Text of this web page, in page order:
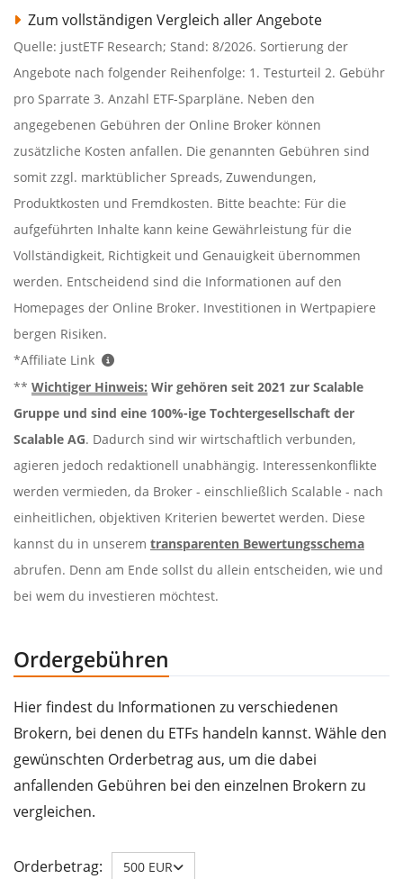
Zum vollständigen Vergleich aller Angebote
Quelle: justETF Research; Stand: 8/2026. Sortierung der
Angebote nach folgender Reihenfolge: 1. Testurteil 2. Gebühr
pro Sparrate 3. Anzahl ETF-Sparpläne. Neben den
angegebenen Gebühren der Online Broker können
zusätzliche Kosten anfallen. Die genannten Gebühren sind
somit zzgl. marktüblicher Spreads, Zuwendungen,
Produktkosten und Fremdkosten. Bitte beachte: Für die
aufgeführten Inhalte kann keine Gewährleistung für die
Vollständigkeit, Richtigkeit und Genauigkeit übernommen
werden. Entscheidend sind die Informationen auf den
Homepages der Online Broker. Investitionen in Wertpapiere
bergen Risiken.
*Affiliate Link
** Wichtiger Hinweis: Wir gehören seit 2021 zur Scalable
Gruppe und sind eine 100%-ige Tochtergesellschaft der
Scalable AG. Dadurch sind wir wirtschaftlich verbunden,
agieren jedoch redaktionell unabhängig. Interessenkonflikte
werden vermieden, da Broker - einschließlich Scalable - nach
einheitlichen, objektiven Kriterien bewertet werden. Diese
kannst du in unserem transparenten Bewertungsschema
abrufen. Denn am Ende sollst du allein entscheiden, wie und
bei wem du investieren möchtest.
Ordergebühren
Hier findest du Informationen zu verschiedenen
Brokern, bei denen du ETFs handeln kannst. Wähle den
gewünschten Orderbetrag aus, um die dabei
anfallenden Gebühren bei den einzelnen Brokern zu
vergleichen.
Orderbetrag: 500 EUR